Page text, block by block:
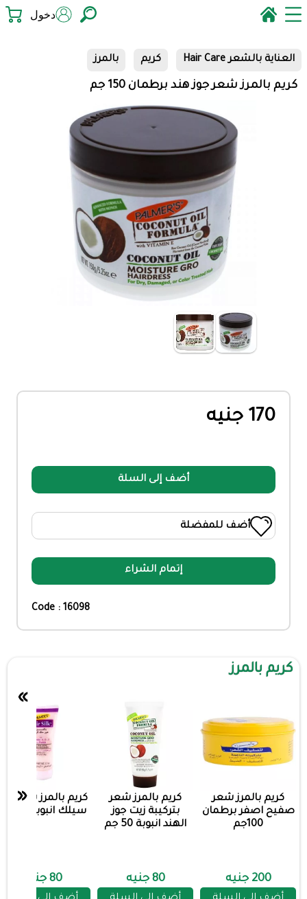
دخول
العناية بالشعر Hair Care كريم بالمرز
كريم بالمرز شعر جوز هند برطمان 150 جم
170 جنيه
أضف إلى السلة
أضف للمفضلة
إتمام الشراء
Code : 16098
كريم بالمرز
كريم بالمرز شعر
صفيح اصفر برطمان
100جم
200 جنيه
كريم بالمرز شعر
بتركيبة زيت جوز
الهند انبوبة 50 جم
80 جنيه
كريم بالمرز شعر
سيلك انبوبة 50 جم
80 جنيه
»
«